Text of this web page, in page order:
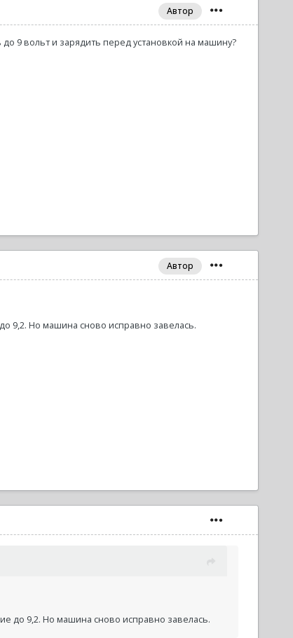
Автор
9 вольт и зарядить перед установкой на машину?
Автор
9,2. Но машина сново исправно завелась.
до 9,2. Но машина сново исправно завелась.